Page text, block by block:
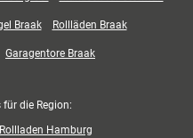
Braak Rollläden Braak
Garagentore Braak
die Region:
Rollladen Hamburg